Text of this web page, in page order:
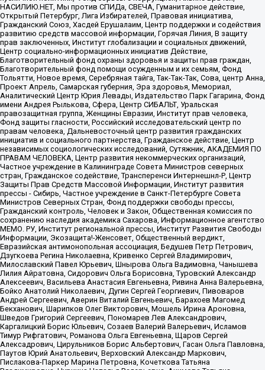
НАСИЛИЮ.НЕТ, Мы против СПИДа, СВЕЧА, Гуманитарное действие,
Открытый Петербург, Лига Избирателей, Правовая инициатива,
Гражданский Союз, Хасдей Ерушалаим, Центр поддержки и содействия
развитию средств массовой информации, Горячая Линия, В защиту
прав заключенных, Институт глобализации и социальных движений,
Центр социально-информационных инициатив Действие,
Благотворительный фонд охраны здоровья и защиты прав граждан,
Благотворительный фонд помощи осужденным и их семьям, Фонд
Тольятти, Новое время, Серебряная тайга, Так-Так-Так, Сова, центр Анна,
Проект Апрель, Самарская губерния, Эра здоровья, Мемориал,
Аналитический Центр Юрия Левады, Издательство Парк Гагарина, Фонд
имени Андрея Рылькова, Сфера, Центр СИБАЛЬТ, Уральская
правозащитная группа, Женщины Евразии, Институт прав человека,
Фонд защиты гласности, Российский исследовательский центр по
правам человека, Дальневосточный центр развития гражданских
инициатив и социального партнерства, Гражданское действие, Центр
независимых социологических исследований, Сутяжник, АКАДЕМИЯ ПО
ПРАВАМ ЧЕЛОВЕКА, Центр развития некоммерческих организаций,
Частное учреждение в Калининграде Совета Министров северных
стран, Гражданское содействие, Трансперенси Интернешнл-Р, Центр
Защиты Прав Средств Массовой Информации, Институт развития
прессы - Сибирь, Частное учреждение в Санкт-Петербурге Совета
Министров Северных Стран, Фонд поддержки свободы прессы,
Гражданский контроль, Человек и Закон, Общественная комиссия по
сохранению наследия академика Сахарова, Информационное агентство
МЕМО. РУ, Институт региональной прессы, Институт Развития Свободы
Информации, Экозащита!-Женсовет, Общественный вердикт,
Евразийская антимонопольная ассоциация, Бедушев Петр Петрович,
Дзугкоева Регина Николаевна, Кривенко Сергей Владимирович,
Милославский Павел Юрьевич, Шнырова Ольга Вадимовна, Чанышева
Лилия Айратовна, Сидорович Ольга Борисовна, Туровский Александр
Алексеевич, Васильева Анастасия Евгеньевна, Ривина Анна Валерьевна,
Бойко Анатолий Николаевич, Дугин Сергей Георгиевич, Пивоваров
Андрей Сергеевич, Аверин Виталий Евгеньевич, Барахоев Магомед
Бекханович, Шарипков Олег Викторович, Мошель Ирина Ароновна,
Шведов Григорий Сергеевич, Пономарев Лев Александрович,
Каргалицкий Борис Юльевич, Созаев Валерий Валерьевич, Исламов
Тимур Рифгатович, Романова Ольга Евгеньевна, Щаров Сергей
Алексадрович, Цирульников Борис Альбертович, Гасан Ольга Павловна,
Паутов Юрий Анатольевич, Верховский Александр Маркович,
Пислакова-Паркер Марина Петровна, Кочеткова Татьяна